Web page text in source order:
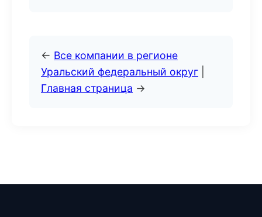
← Все компании в регионе
Уральский федеральный округ
Главная страница →